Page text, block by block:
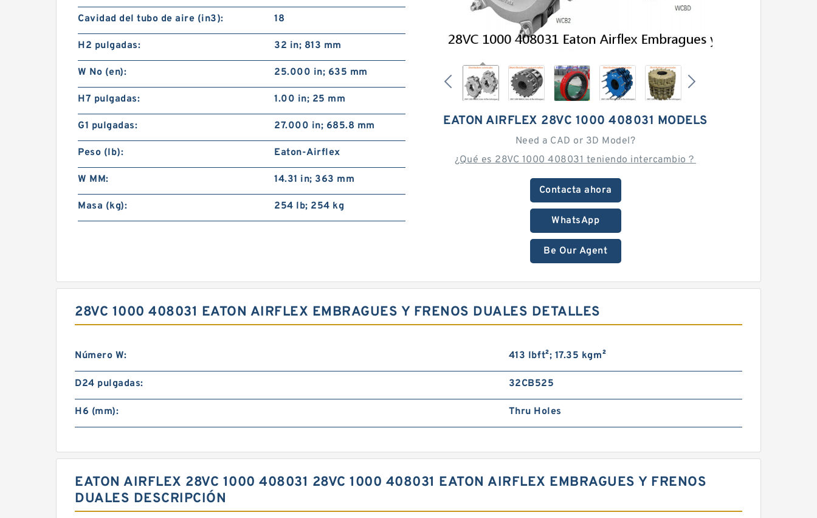
EATON AIRFLEX 28VC 1000 408031 MODELS
Need a CAD or 3D Model?
¿Qué es 28VC 1000 408031 teniendo intercambio？
Contacta ahora
WhatsApp
Be Our Agent
Cavidad del tubo de aire (in3): 18
H2 pulgadas: 32 in; 813 mm
W No (en): 25.000 in; 635 mm
H7 pulgadas: 1.00 in; 25 mm
G1 pulgadas: 27.000 in; 685.8 mm
Peso (lb): Eaton-Airflex
W MM: 14.31 in; 363 mm
Masa (kg): 254 lb; 254 kg
28VC 1000 408031 EATON AIRFLEX EMBRAGUES Y FRENOS DUALES DETALLES
Número W: 413 lb·ft²; 17.35 kg·m²
D24 pulgadas: 32CB525
H6 (mm): Thru Holes
EATON AIRFLEX 28VC 1000 408031 28VC 1000 408031 EATON AIRFLEX EMBRAGUES Y FRENOS
DUALES DESCRIPCIÓN